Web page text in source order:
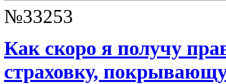
№33253
Как скоро я получу
страховку,